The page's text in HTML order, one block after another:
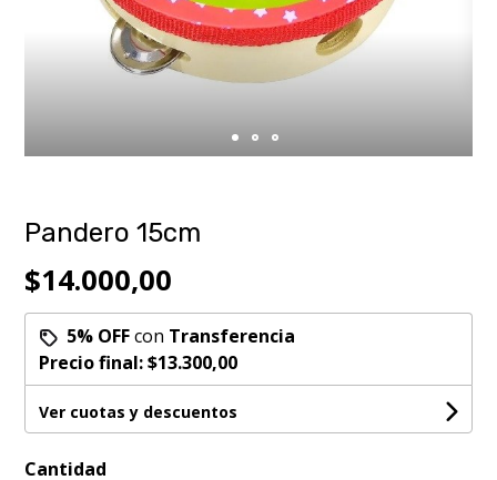
Pandero 15cm
$14.000,00
5% OFFcon Transferencia
Precio final:$13.300,00
Ver cuotas y descuentos
Cantidad